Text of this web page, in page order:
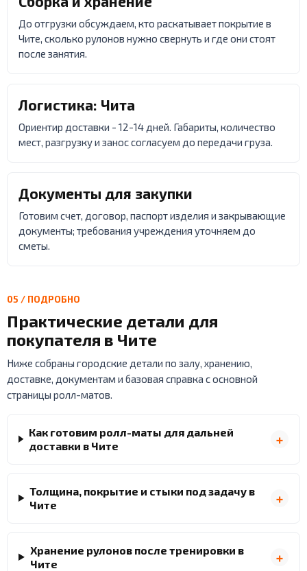
До отгрузки обсуждаем, кто раскатывает покрытие в
Чите, сколько рулонов нужно свернуть и где они стоят
после занятия.
Логистика: Чита
Ориентир доставки - 12-14 дней. Габариты, количество
мест, разгрузку и занос согласуем до передачи груза.
Документы для закупки
Готовим счет, договор, паспорт изделия и закрывающие
документы; требования учреждения уточняем до
сметы.
05 / ПОДРОБНО
Практические детали для
покупателя в Чите
Ниже собраны городские детали по залу, хранению,
доставке, документам и базовая справка с основной
страницы ролл-матов.
Как готовим ролл-маты для дальней
доставки в Чите
Толщина, покрытие и стыки под задачу в
Чите
Хранение рулонов после тренировки в
Чите